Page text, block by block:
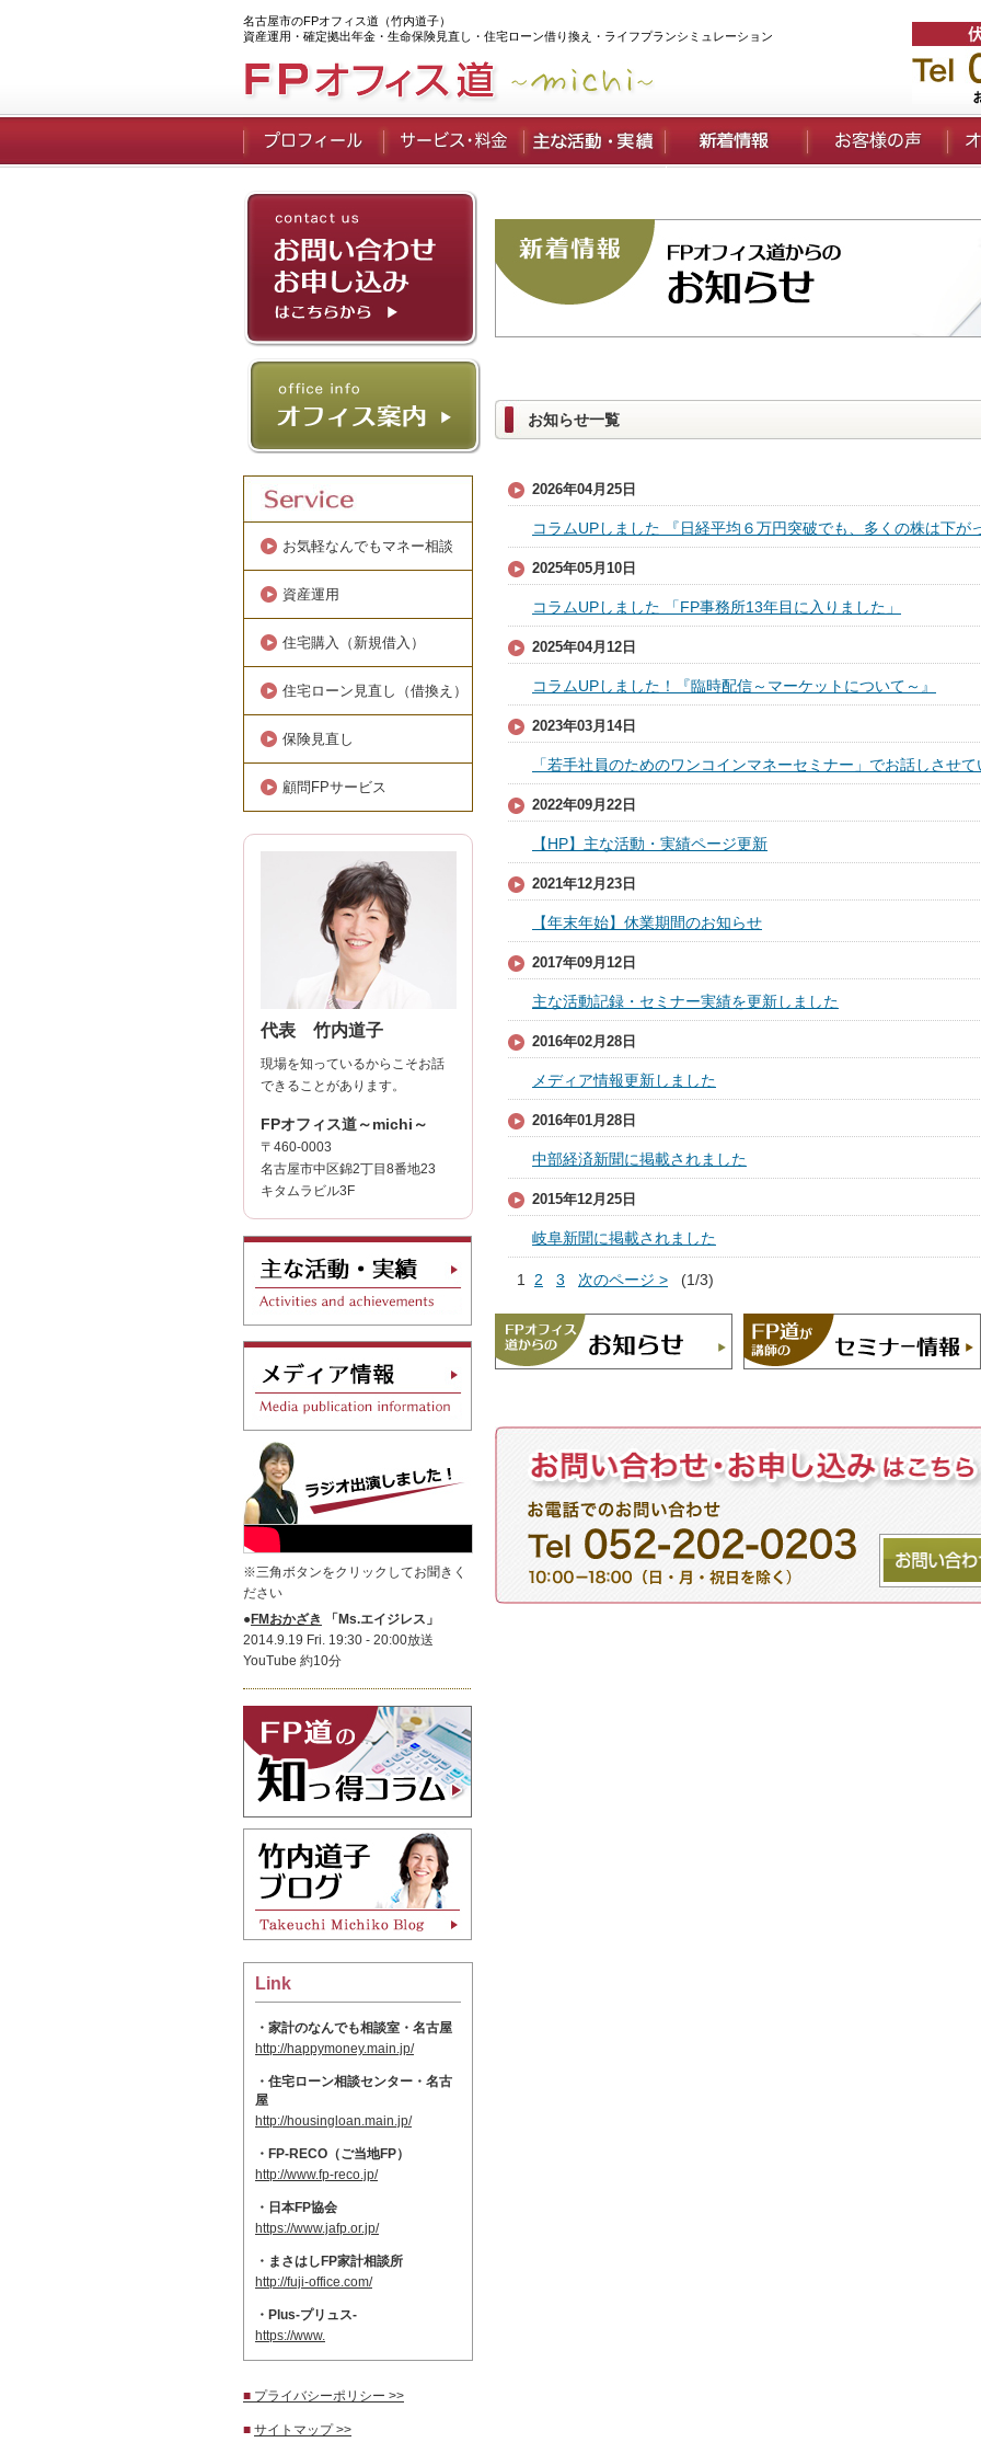
名古屋市のFPオフィス道（竹内道子）
資産運用・確定拠出年金・生命保険見直し・住宅ローン借り換え・ライフプランシミュレーション
お気軽なんでもマネー相談
資産運用
住宅購入（新規借入）
住宅ローン見直し（借換え）
保険見直し
顧問FPサービス
代表 竹内道子
現場を知っているからこそお話
できることがあります。
FPオフィス道～michi～
〒460-0003
名古屋市中区錦2丁目8番地23
キタムラビル3F
※三角ボタンをクリックしてお聞きく
ださい
●FMおかざき
「Ms.エイジレス」
2014.9.19 Fri. 19:30 - 20:00放送
YouTube 約10分
Link
・家計のなんでも相談室・名古屋
http://happymoney.main.jp/
・住宅ローン相談センター・名古
屋
http://housingloan.main.jp/
・FP-RECO（ご当地FP）
http://www.fp-reco.jp/
・日本FP協会
https://www.jafp.or.jp/
・まさはしFP家計相談所
http://fuji-office.com/
・Plus-プリュス-
https://www.
■ プライバシーポリシー >>
■ サイトマップ >>
お知らせ一覧
2026年04月25日
コラムUPしました 『日経平均６万円突破でも、多くの株は下が
2025年05月10日
コラムUPしました 「FP事務所13年目に入りました」
2025年04月12日
コラムUPしました！『臨時配信～マーケットについて～』
2023年03月14日
「若手社員のためのワンコインマネーセミナー」でお話しさせ
2022年09月22日
【HP】主な活動・実績ページ更新
2021年12月23日
【年末年始】休業期間のお知らせ
2017年09月12日
主な活動記録・セミナー実績を更新しました
2016年02月28日
メディア情報更新しました
2016年01月28日
中部経済新聞に掲載されました
2015年12月25日
岐阜新聞に掲載されました
1 2 3 次のページ > (1/3)